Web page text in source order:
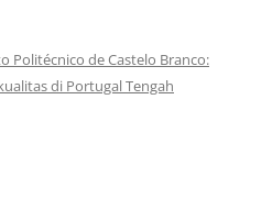
Politécnico de Castelo Branco:
di Portugal Tengah